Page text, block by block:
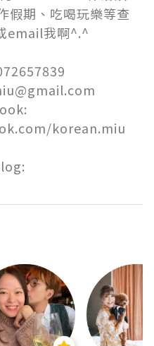
假期、吃喝玩樂等查
email我啊^.^
korean.miu